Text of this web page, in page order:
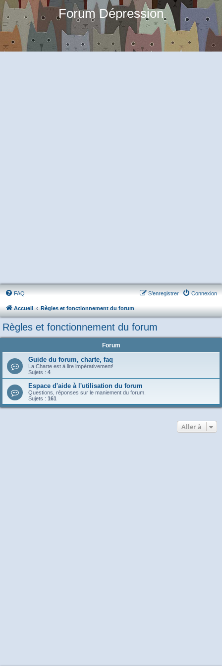
Forum Dépression
FAQ Connexion
S’enregistrer
Accueil Règles et fonctionnement du forum
Règles et fonctionnement du forum
Forum
Guide du forum, charte, faq
La Charte est à lire impérativement!
Sujets : 4
Espace d'aide à l'utilisation du forum
Questions, réponses sur le maniement du forum.
Sujets : 161
Aller à